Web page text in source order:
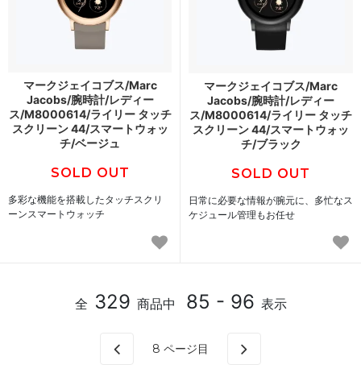
マークジェイコブス/Marc
Jacobs/腕時計/レディー
ス/M8000614/ライリー タッチ
スクリーン 44/スマートウォッ
チ/ベージュ
SOLD OUT
多彩な機能を搭載したタッチスクリ
ーンスマートウォッチ
マークジェイコブス/Marc
Jacobs/腕時計/レディー
ス/M8000614/ライリー タッチ
スクリーン 44/スマートウォッ
チ/ブラック
SOLD OUT
日常に必要な情報が腕元に、多忙なス
ケジュール管理もお任せ
全 329 商品中 85 - 96 表示
8 ページ目